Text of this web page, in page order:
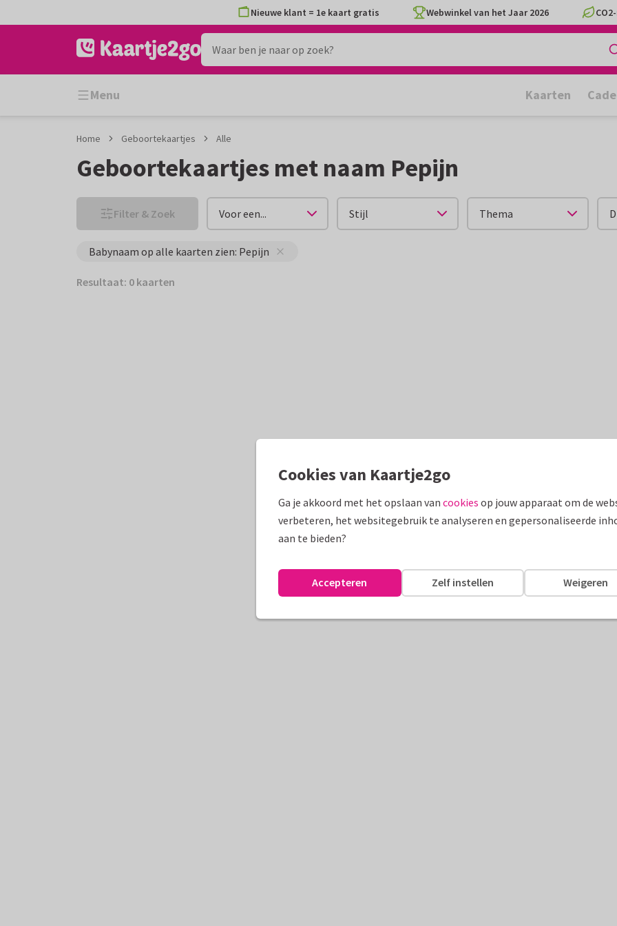
naar
naar
Nieuwe klant = 1e kaart gratis Webwinkel van het Jaar 2026
Menu Kaarten
Home Geboortekaartjes Alle
Geboortekaartjes met naam Pepijn
Filter & Zoek Voor een... Stijl Thema
Babynaam op alle kaarten zien: Pepijn
Resultaat: 0 kaarten
Cookies van Kaartje2go
Ga je akkoord met het opslaan van cookies op jouw apparaat om de
verbeteren, het websitegebruik te analyseren en gepersonaliseerde
aan te bieden?
Weigeren
Zelf instellen
Accepteren